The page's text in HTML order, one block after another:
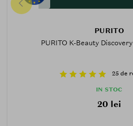
PURITO
PURITO K-Beauty
25 de
IN STOC
20 lei